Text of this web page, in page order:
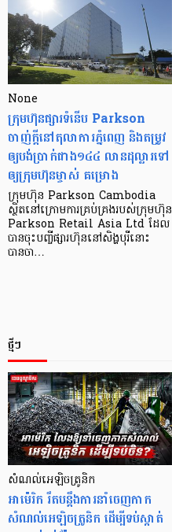
None
ក្រុមហ៊ុនផ្សារទំនើប Parkson
ចាញ់ក្ដីនៅតុលាការភ្នំពេញ និងតម្រូវ
ឲ្យបង់ប្រាក់ជាង១៤៤ លានដុល្លារទៅ
ឲ្យក្រុមហ៊ុនម្ចាស់ គម្រោង
ក្រុមហ៊ុន Parkson Cambodia
ស្ថិតនៅក្រោមការគ្រប់គ្រងរបស់ក្រុមហ៊ុន
Parkson Retail Asia Ltd ដែល
បានចុះបញ្ចីផ្សារហ៊ុននៅសិង្ហបុរីនោះ
បានចា…
ថ្មីៗ
សំណល់អេឡិចត្រូនិក
អាម៉េរិក រឹតបន្តឹងការនាំចេញកាក
សំណល់អេឡិចត្រូនិក ដើម្បីទប់ស្កាត់